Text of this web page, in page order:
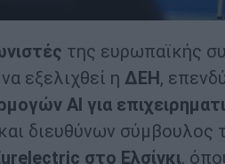
της ευρωπαϊκής
εξελιχθεί η ΔΕΗ ,
AI για
διευθύνων σύμβουλος
στο Ελσίνκι,